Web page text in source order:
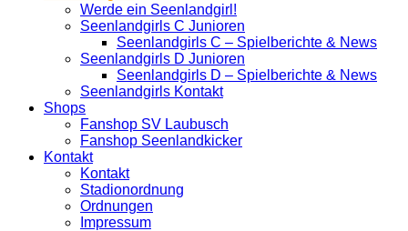
Werde ein Seenlandgirl!
Seenlandgirls C Junioren
Seenlandgirls C – Spielberichte & News
Seenlandgirls D Junioren
Seenlandgirls D – Spielberichte & News
Seenlandgirls Kontakt
Shops
Fanshop SV Laubusch
Fanshop Seenlandkicker
Kontakt
Kontakt
Stadionordnung
Ordnungen
Impressum